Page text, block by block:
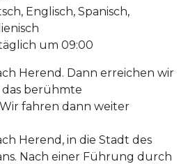
Englisch, Spanisch,
um 09:00
Herend. Dann erreichen wir
das berühmte
fahren dann weiter
Herend, in die Stadt des
Nach einer Führung durch